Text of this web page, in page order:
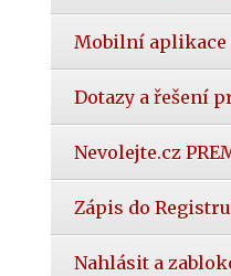
Mobilní aplikace
Dotazy a řešení
Nevolejte.cz
Zápis do
Nahlásit a